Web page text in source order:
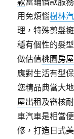
用免煩惱樹林
理，特殊剪髮
穩有個性的髮
做估值桃園房
應對生活有型
您精品典當大
屋出租 及審核
車汽車是相當
修，打造日式